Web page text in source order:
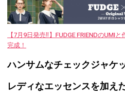
【7月9日発売‼︎】FUDGE FRIENDのUMI
完成！
ハンサムなチェックジャケ
レディなエッセンスを加え